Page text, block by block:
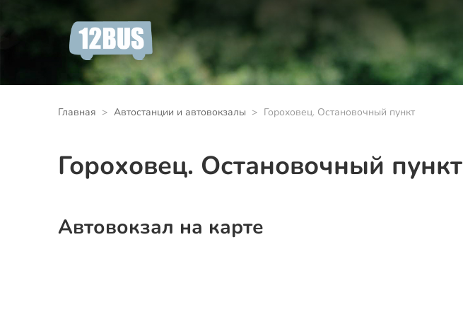
Главная Автостанции и автовокзалы Гороховец. Остановочный пункт
Гороховец. Остановочный пункт
Автовокзал на карте